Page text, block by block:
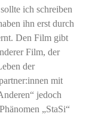
ich schreiben
ihn erst durch
Den Film gibt
Film, der
der
mit
jedoch
„StaSi“